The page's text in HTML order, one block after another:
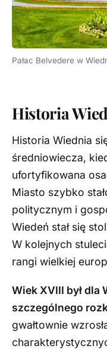
Pałac Belvedere w
Historia
Historia Wiednia
średniowiecza,
ufortyfikowana
Miasto szybko
politycznym i
Wiedeń stał się
W kolejnych
rangi wielkiej
Wiek XVIII był dla
szczególnego
gwałtownie